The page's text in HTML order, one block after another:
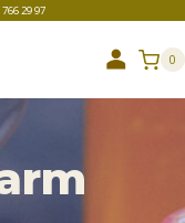
29 97
0